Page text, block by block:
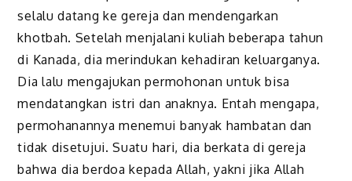
selalu datang ke gereja dan mendengarkan
khotbah. Setelah menjalani kuliah beberapa tahun
di Kanada, dia merindukan kehadiran keluarganya.
Dia lalu mengajukan permohonan untuk bisa
mendatangkan istri dan anaknya. Entah mengapa,
permohanannya menemui banyak hambatan dan
tidak disetujui. Suatu hari, dia berkata di gereja
bahwa dia berdoa kepada Allah, yakni jika Allah